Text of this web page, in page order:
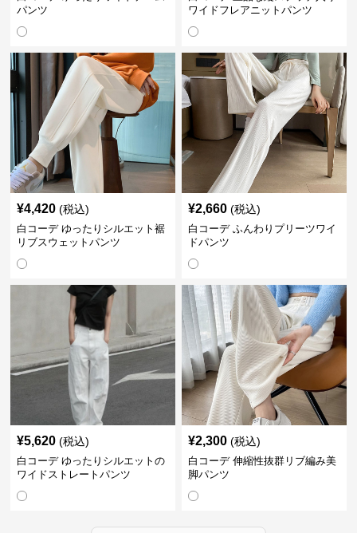
パンツ
ワイドフレアニットパンツ
¥4,420 (税込)
白コーデ ゆったりシルエット裾
リブスウェットパンツ
¥2,660 (税込)
白コーデ ふんわりプリーツワイ
ドパンツ
¥5,620 (税込)
白コーデ ゆったりシルエットの
ワイドストレートパンツ
¥2,300 (税込)
白コーデ 伸縮性抜群リブ編み美
脚パンツ